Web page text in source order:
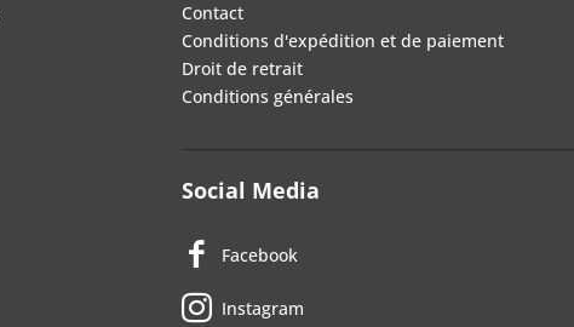
Contact
Conditions d'expédition et de paiement
Droit de retrait
Conditions générales
Social Media
Facebook
Instagram